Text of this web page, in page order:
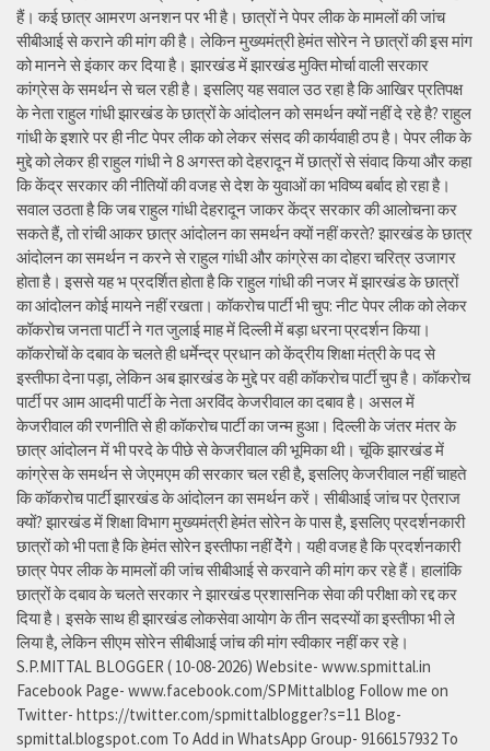
हैं। कई छात्र आमरण अनशन पर भी है। छात्रों ने पेपर लीक के मामलों की जांच
सीबीआई से कराने की मांग की है। लेकिन मुख्यमंत्री हेमंत सोरेन ने छात्रों की इस मांग
को मानने से इंकार कर दिया है। झारखंड में झारखंड मुक्ति मोर्चा वाली सरकार
कांग्रेस के समर्थन से चल रही है। इसलिए यह सवाल उठ रहा है कि आखिर प्रतिपक्ष
के नेता राहुल गांधी झारखंड के छात्रों के आंदोलन को समर्थन क्यों नहीं दे रहे है? राहुल
गांधी के इशारे पर ही नीट पेपर लीक को लेकर संसद की कार्यवाही ठप है। पेपर लीक के
मुद्दे को लेकर ही राहुल गांधी ने 8 अगस्त को देहरादून में छात्रों से संवाद किया और कहा
कि केंद्र सरकार की नीतियों की वजह से देश के युवाओं का भविष्य बर्बाद हो रहा है।
सवाल उठता है कि जब राहुल गांधी देहरादून जाकर केंद्र सरकार की आलोचना कर
सकते हैं, तो रांची आकर छात्र आंदोलन का समर्थन क्यों नहीं करते? झारखंड के छात्र
आंदोलन का समर्थन न करने से राहुल गांधी और कांग्रेस का दोहरा चरित्र उजागर
होता है। इससे यह भ प्रदर्शित होता है कि राहुल गांधी की नजर में झारखंड के छात्रों
का आंदोलन कोई मायने नहीं रखता। कॉकरोच पार्टी भी चुप: नीट पेपर लीक को लेकर
कॉकरोच जनता पार्टी ने गत जुलाई माह में दिल्ली में बड़ा धरना प्रदर्शन किया।
कॉकरोचों के दबाव के चलते ही धर्मेन्द्र प्रधान को केंद्रीय शिक्षा मंत्री के पद से
इस्तीफा देना पड़ा, लेकिन अब झारखंड के मुद्दे पर वही कॉकरोच पार्टी चुप है। कॉकरोच
पार्टी पर आम आदमी पार्टी के नेता अरविंद केजरीवाल का दबाव है। असल में
केजरीवाल की रणनीति से ही कॉकरोच पार्टी का जन्म हुआ। दिल्ली के जंतर मंतर के
छात्र आंदोलन में भी परदे के पीछे से केजरीवाल की भूमिका थी। चूंकि झारखंड में
कांग्रेस के समर्थन से जेएमएम की सरकार चल रही है, इसलिए केजरीवाल नहीं चाहते
कि कॉकरोच पार्टी झारखंड के आंदोलन का समर्थन करें। सीबीआई जांच पर ऐतराज
क्यों? झारखंड में शिक्षा विभाग मुख्यमंत्री हेमंत सोरेन के पास है, इसलिए प्रदर्शनकारी
छात्रों को भी पता है कि हेमंत सोरेन इस्तीफा नहीं देेंगे। यही वजह है कि प्रदर्शनकारी
छात्र पेपर लीक के मामलों की जांच सीबीआई से करवाने की मांग कर रहे हैं। हालांकि
छात्रों के दबाव के चलते सरकार ने झारखंड प्रशासनिक सेवा की परीक्षा को रद्द कर
दिया है। इसके साथ ही झारखंड लोकसेवा आयोग के तीन सदस्यों का इस्तीफा भी ले
लिया है, लेकिन सीएम सोरेन सीबीआई जांच की मांग स्वीकार नहीं कर रहे।
S.P.MITTAL BLOGGER ( 10-08-2026) Website- www.spmittal.in
Facebook Page- www.facebook.com/SPMittalblog Follow me on
Twitter- https://twitter.com/spmittalblogger?s=11 Blog-
spmittal.blogspot.com To Add in WhatsApp Group- 9166157932 To